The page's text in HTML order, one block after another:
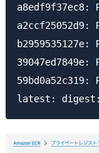
a8edf9f37ec8:
a2ccf25052d9:
b2959535127e:
39047ed7849e:
59bd0a52c319: